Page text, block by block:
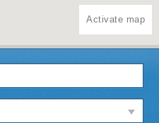
Activate map